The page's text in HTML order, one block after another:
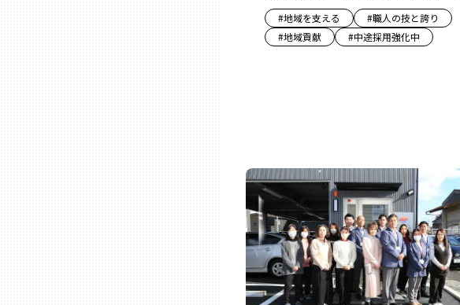
#地域を支える #職人の技と誇り
#地域貢献 #中途採用強化中